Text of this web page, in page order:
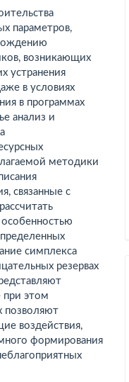
параметров,
возникающих
устранения
в условиях
в программах
анализ и
методики
связанные с
симплекса
резервах
при этом
позволяют
воздействия,
формирования